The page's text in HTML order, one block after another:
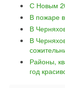
С Новым
В пожаре
В
В
Районы,
год